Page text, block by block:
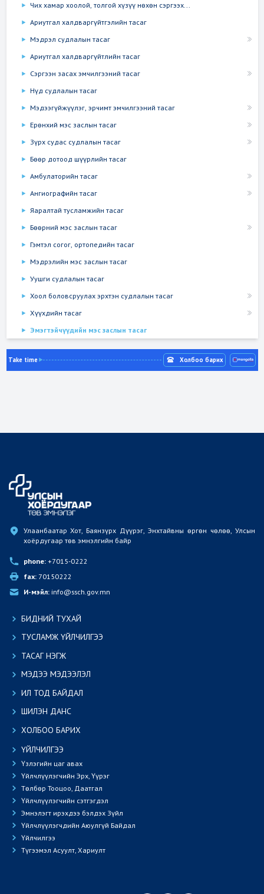
Чих хамар хоолой, толгой хүзүү нөхөн сэргээх...
Ариутгал халдваргүйтгэлийн тасаг
Мэдрэл судлалын тасаг
Ариутгал халдваргүйтлийн тасаг
Сэргээн засах эмчилгээний тасаг
Нүд судлалын тасаг
Мэдээгүйжүүлэг, эрчимт эмчилгээний тасаг
Ерөнхий мэс заслын тасаг
Зүрх судас судлалын тасаг
Бөөр дотоод шүүрлийн тасаг
Амбулаторийн тасаг
Ангиографийн тасаг
Яаралтай тусламжийн тасаг
Бөөрний мэс заслын тасаг
Гэмтэл согог, ортопедийн тасаг
Мэдрэлийн мэс заслын тасаг
Уушги судлалын тасаг
Хоол боловсруулах эрхтэн судлалын тасаг
Хүүхдийн тасаг
Эмэгтэйчүүдийн мэс заслын тасаг
Take time Холбоо барих
Улаанбаатар Хот, Баянзүрх Дүүрэг, Энхтайвны өргөн чөлөө, Улсын
хоёрдугаар төв эмнэлгийн байр
phone: +7015-0222
fax: 70150222
И-мэйл: info@ssch.gov.mn
БИДНИЙ ТУХАЙ
ТУСЛАМЖ ҮЙЛЧИЛГЭЭ
ТАСАГ НЭГЖ
МЭДЭЭ МЭДЭЭЛЭЛ
ИЛ ТОД БАЙДАЛ
ШИЛЭН ДАНС
ХОЛБОО БАРИХ
ҮЙЛЧИЛГЭЭ
Үзлэгийн цаг авах
Үйлчлүүлэгчийн Эрх, Үүрэг
Төлбөр Тооцоо, Даатгал
Үйлчлүүлэгчийн сэтгэгдэл
Эмнэлэгт ирэхдээ бэлдэх Зүйл
Үйлчлүүлэгчдийн Аюулгүй Байдал
Үйлчилгээ
Түгээмэл Асуулт, Хариулт